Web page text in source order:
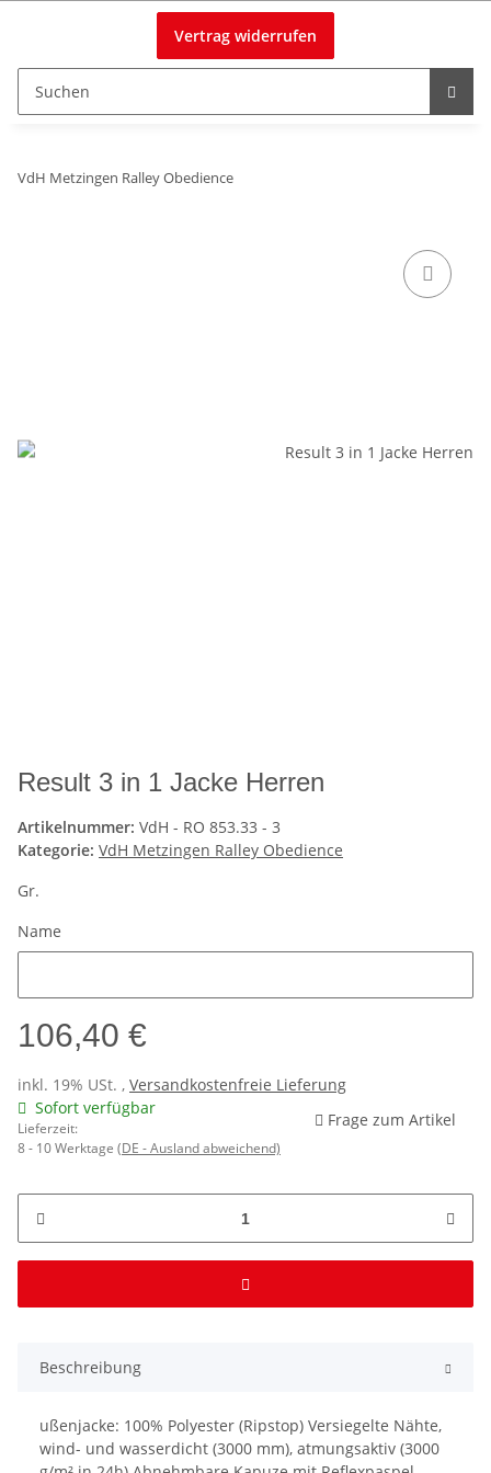
Vertrag widerrufen
VdH Metzingen Ralley Obedience
Result 3 in 1 Jacke Herren
Artikelnummer: VdH - RO 853.33 - 3
Kategorie: VdH Metzingen Ralley Obedience
Gr.
Name
106,40 €
inkl. 19% USt. , Versandkostenfreie Lieferung
Sofort verfügbar
Lieferzeit:
8 - 10 Werktage (DE - Ausland abweichend)
Frage zum Artikel
Beschreibung
ußenjacke: 100% Polyester (Ripstop) Versiegelte Nähte,
wind- und wasserdicht (3000 mm), atmungsaktiv (3000